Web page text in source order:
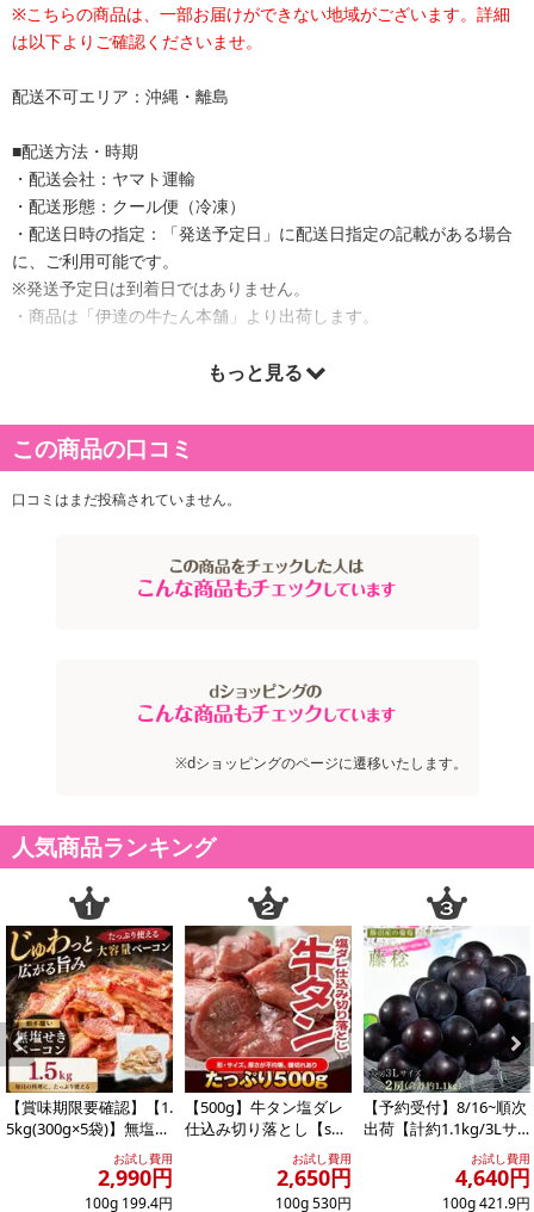
※こちらの商品は、一部お届けができない地域がございます。詳細
は以下よりご確認くださいませ。
配送不可エリア：沖縄・離島
■配送方法・時期
・配送会社：ヤマト運輸
・配送形態：クール便（冷凍）
・配送日時の指定：「発送予定日」に配送日指定の記載がある場合
に、ご利用可能です。
※発送予定日は到着日ではありません。
・商品は「伊達の牛たん本舗」より出荷します。
もっと見る
この商品の口コミ
口コミはまだ投稿されていません。
※dショッピングのページに遷移いたします。
人気商品ランキング
Previous
【賞味期限要確認】【1.
5kg(300g×5袋)】無塩せ
きベーコン 【形不揃お試し費用
2,990円
100g 199.4円
【500g】牛タン塩ダレ
仕込み切り落とし【s
お試し費用
2,650円
100g 530円
【予約受付】8/16~順次
出荷【計約1.1kg/3Lサ
イズ×2房】藤稔（ふじ
お試し費用
4,640円
100g 421.9円
Next